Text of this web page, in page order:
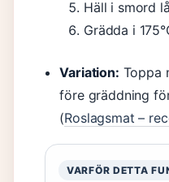
Häll i smord
Grädda i
Variation: Toppa
före gräddning
(Roslagsmat –
VARFÖR DETTA